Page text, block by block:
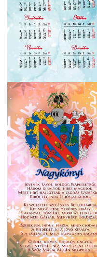
ÉV
ROMA NEMZETISÉGI